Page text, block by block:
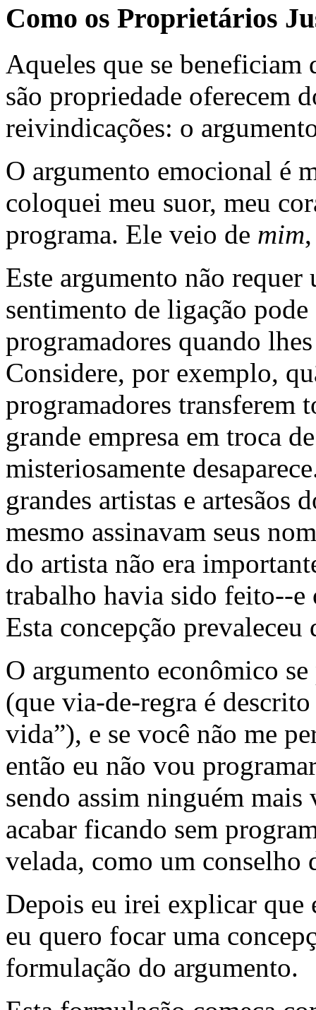
Como os Proprietários
Aqueles que se beneficiam
são propriedade oferecem
reivindicações: o
O argumento emocional é
coloquei meu suor, meu
programa. Ele veio de mim
Este argumento não requer
sentimento de ligação
programadores quando
Considere, por exemplo,
programadores transferem
grande empresa em troca
misteriosamente
grandes artistas e artesãos
mesmo assinavam seus
do artista não era
trabalho havia sido feito--
Esta concepção prevaleceu
O argumento econômico
(que via-de-regra é
vida”), e se você não me
então eu não vou
sendo assim ninguém
acabar ficando sem
velada, como um conselho
Depois eu irei explicar que
eu quero focar uma
formulação do argumento.